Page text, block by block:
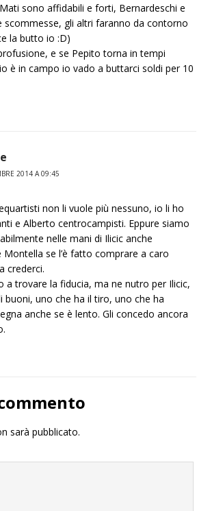
sono affidabili e forti, Bernardeschi e
scommesse, gli altri faranno da contorno
la butto io :D)
e se Pepito torna in tempi
è in campo io vado a buttarci soldi per 10
2014 A 09:45
non li vuole più nessuno, io li ho
e Alberto centrocampisti. Eppure siamo
nelle mani di Ilicic anche
Montella se l’è fatto comprare a caro
crederci.
a trovare la fiducia, ma ne nutro per Ilicic,
buoni, uno che ha il tiro, uno che ha
anche se è lento. Gli concedo ancora
sarà pubblicato.